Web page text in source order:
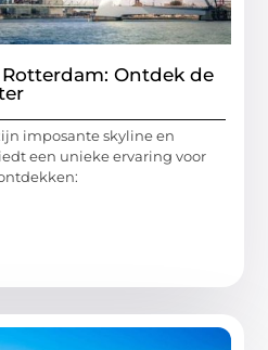
Ontdek de
imposante skyline en
een unieke ervaring voor